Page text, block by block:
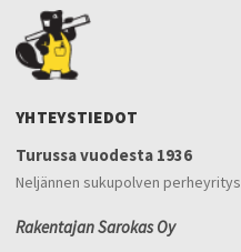
YHTEYSTIEDOT
Turussa vuodesta 1936
Neljännen sukupolven perheyritys
Rakentajan Sarokas Oy